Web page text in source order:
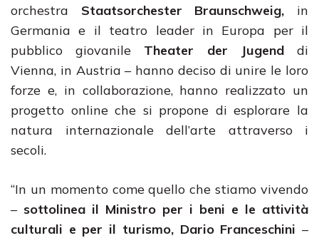
orchestra Staatsorchester Braunschweig, in
Germania e il teatro leader in Europa per il
pubblico giovanile Theater der Jugenddi
Vienna, in Austria – hanno deciso di unire le loro
forze e, in collaborazione, hanno realizzato un
progetto online che si propone di esplorare la
natura internazionale dell’arte attraverso i
secoli.
“In un momento come quello che stiamo vivendo
– sottolinea il Ministro per i beni e le attività
culturali e per il turismo, Dario Franceschini –